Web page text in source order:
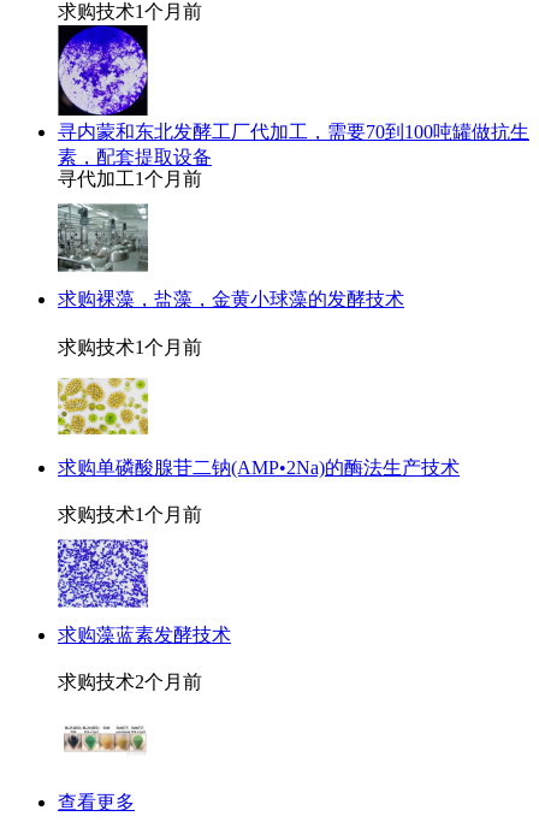
求购技术1个月前
寻内蒙和东北发酵工厂代加工，需要70到100吨罐做抗生
素，配套提取设备
寻代加工1个月前
求购裸藻，盐藻，金黄小球藻的发酵技术
求购技术1个月前
求购单磷酸腺苷二钠(AMP•2Na)的酶法生产技术
求购技术1个月前
求购藻蓝素发酵技术
求购技术2个月前
查看更多